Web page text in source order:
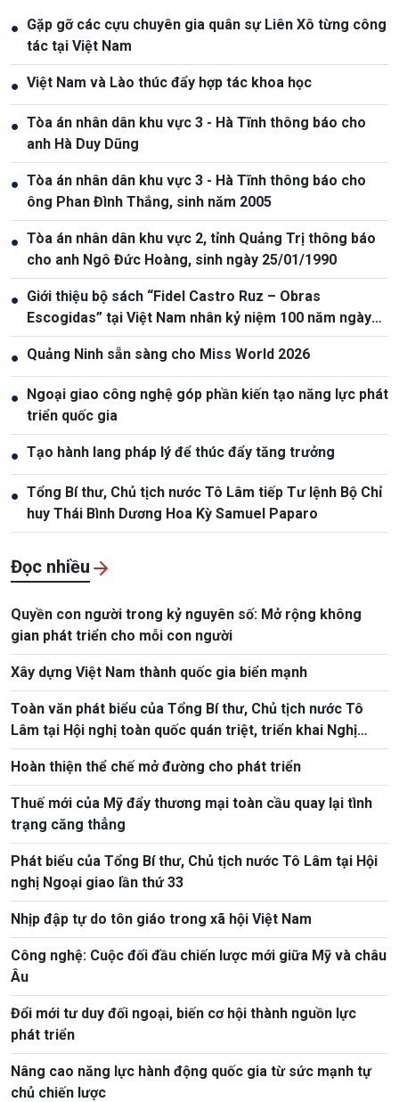
● Gặp gỡ các cựu chuyên gia quân sự Liên Xô từng công
tác tại Việt Nam
● Việt Nam và Lào thúc đẩy hợp tác khoa học
● Tòa án nhân dân khu vực 3 - Hà Tĩnh thông báo cho
anh Hà Duy Dũng
● Tòa án nhân dân khu vực 3 - Hà Tĩnh thông báo cho
ông Phan Đình Thắng, sinh năm 2005
● Tòa án nhân dân khu vực 2, tỉnh Quảng Trị thông báo
cho anh Ngô Đức Hoàng, sinh ngày 25/01/1990
● Giới thiệu bộ sách “Fidel Castro Ruz – Obras
Escogidas” tại Việt Nam nhân kỷ niệm 100 năm ngày
sinh Fidel Castro
● Quảng Ninh sẵn sàng cho Miss World 2026
● Ngoại giao công nghệ góp phần kiến tạo năng lực phát
triển quốc gia
● Tạo hành lang pháp lý để thúc đẩy tăng trưởng
● Tổng Bí thư, Chủ tịch nước Tô Lâm tiếp Tư lệnh Bộ Chỉ
huy Thái Bình Dương Hoa Kỳ Samuel Paparo
Đọc nhiều
Quyền con người trong kỷ nguyên số: Mở rộng không
gian phát triển cho mỗi con người
Xây dựng Việt Nam thành quốc gia biển mạnh
Toàn văn phát biểu của Tổng Bí thư, Chủ tịch nước Tô
Lâm tại Hội nghị toàn quốc quán triệt, triển khai Nghị
quyết Hội nghị Trung ương 3
Hoàn thiện thể chế mở đường cho phát triển
Thuế mới của Mỹ đẩy thương mại toàn cầu quay lại tình
trạng căng thẳng
Phát biểu của Tổng Bí thư, Chủ tịch nước Tô Lâm tại Hội
nghị Ngoại giao lần thứ 33
Nhịp đập tự do tôn giáo trong xã hội Việt Nam
Công nghệ: Cuộc đối đầu chiến lược mới giữa Mỹ và châu
Âu
Đổi mới tư duy đối ngoại, biến cơ hội thành nguồn lực
phát triển
Nâng cao năng lực hành động quốc gia từ sức mạnh tự
chủ chiến lược